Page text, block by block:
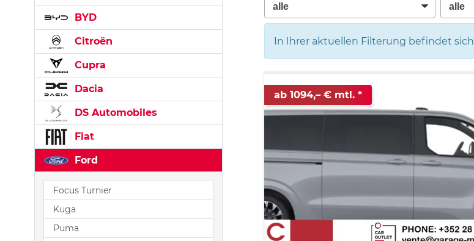
In Ihrer aktuellen Filterung befindet sich
ab 1094,– € mtl.
BYD
Citroën
Cupra
Dacia
DS Automobiles
Fiat
Ford
Focus Turnier
Kuga
Puma